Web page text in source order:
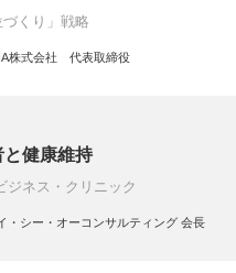
くり」戦略
株式会社 代表取締役
健康維持
ジネス・クリニック
・シー・オーコンサルティング 会長